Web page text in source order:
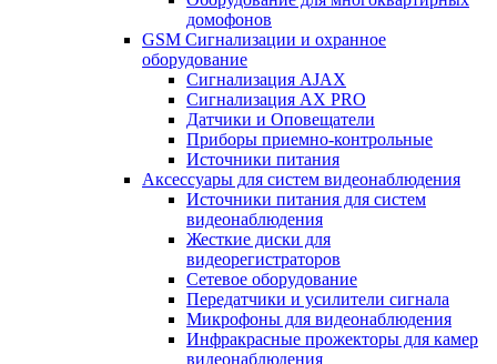
домофонов
GSM Сигнализации и охранное
оборудование
Сигнализация AJAX
Сигнализация AX PRO
Датчики и Оповещатели
Приборы приемно-контрольные
Источники питания
Аксессуары для систем видеонаблюдения
Источники питания для систем
видеонаблюдения
Жесткие диски для
видеорегистраторов
Сетевое оборудование
Передатчики и усилители сигнала
Микрофоны для видеонаблюдения
Инфракрасные прожекторы для камер
видеонаблюдения